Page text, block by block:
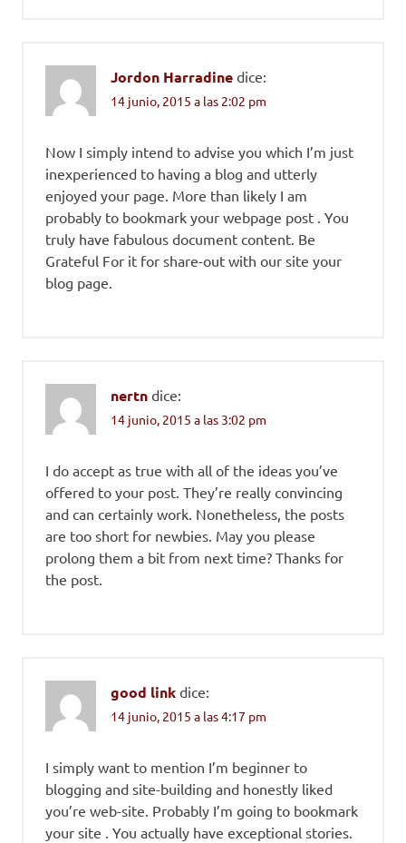
Jordon Harradine dice:
14 junio, 2015 a las 2:02 pm
Now I simply intend to advise you which I’m just
inexperienced to having a blog and utterly
enjoyed your page. More than likely I am
probably to bookmark your webpage post . You
truly have fabulous document content. Be
Grateful For it for share-out with our site your
blog page.
nertn dice:
14 junio, 2015 a las 3:02 pm
I do accept as true with all of the ideas you’ve
offered to your post. They’re really convincing
and can certainly work. Nonetheless, the posts
are too short for newbies. May you please
prolong them a bit from next time? Thanks for
the post.
good link dice:
14 junio, 2015 a las 4:17 pm
I simply want to mention I’m beginner to
blogging and site-building and honestly liked
you’re web-site. Probably I’m going to bookmark
your site . You actually have exceptional stories.